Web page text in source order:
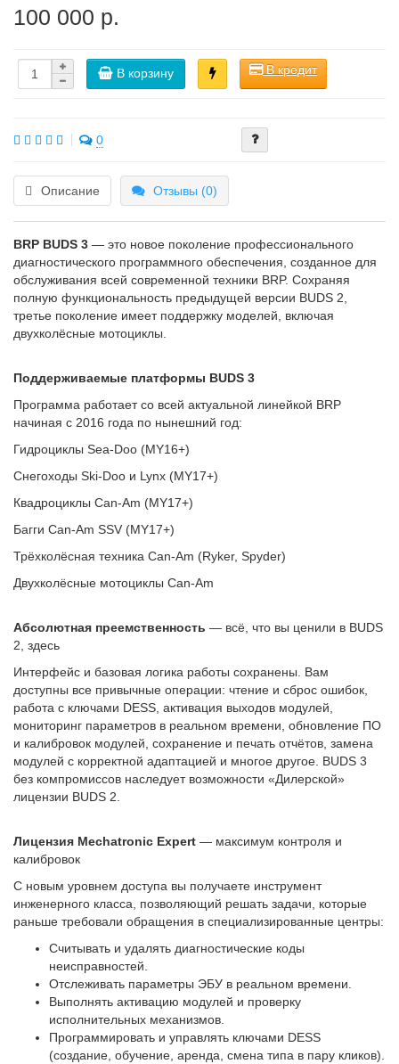
100 000 р.
В корзину В кредит
0
Описание Отзывы (0)
BRP BUDS 3 — это новое поколение профессионального
диагностического программного обеспечения, созданное для
обслуживания всей современной техники BRP. Сохраняя
полную функциональность предыдущей версии BUDS 2,
третье поколение имеет поддержку моделей, включая
двухколёсные мотоциклы.
Поддерживаемые платформы BUDS 3
Программа работает со всей актуальной линейкой BRP
начиная с 2016 года по нынешний год:
Гидроциклы Sea-Doo (MY16+)
Снегоходы Ski-Doo и Lynx (MY17+)
Квадроциклы Can-Am (MY17+)
Багги Can-Am SSV (MY17+)
Трёхколёсная техника Can-Am (Ryker, Spyder)
Двухколёсные мотоциклы Can-Am
Абсолютная преемственность — всё, что вы ценили в BUDS
2, здесь
Интерфейс и базовая логика работы сохранены. Вам
доступны все привычные операции: чтение и сброс ошибок,
работа с ключами DESS, активация выходов модулей,
мониторинг параметров в реальном времени, обновление ПО
и калибровок модулей, сохранение и печать отчётов, замена
модулей с корректной адаптацией и многое другое. BUDS 3
без компромиссов наследует возможности «Дилерской»
лицензии BUDS 2.
Лицензия Mechatronic Expert — максимум контроля и
калибровок
С новым уровнем доступа вы получаете инструмент
инженерного класса, позволяющий решать задачи, которые
раньше требовали обращения в специализированные центры:
Считывать и удалять диагностические коды
неисправностей.
Отслеживать параметры ЭБУ в реальном времени.
Выполнять активацию модулей и проверку
исполнительных механизмов.
Программировать и управлять ключами DESS
(создание, обучение, аренда, смена типа в пару кликов).